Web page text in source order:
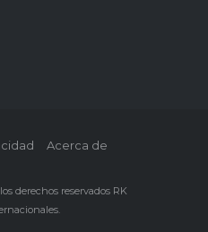
Acerca de
derechos reservados RK